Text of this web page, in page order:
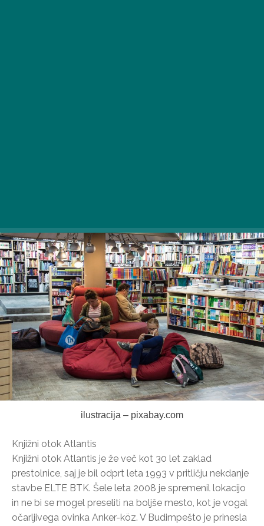
ilustracija – pixabay.com
Knjižni otok Atlantis
Knjižni otok Atlantis je že več kot 30 let zaklad
prestolnice, saj je bil odprt leta 1993 v pritličju nekdanje
stavbe ELTE BTK. Šele leta 2008 je spremenil lokacijo
in ne bi se mogel preseliti na boljše mesto, kot je vogal
očarljivega ovinka Anker-köz. V Budimpešto je prinesla